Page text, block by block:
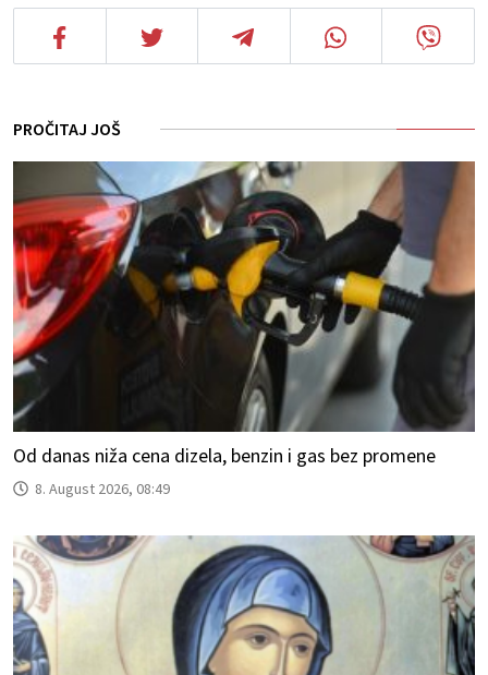
PROČITAJ JOŠ
Od danas niža cena dizela, benzin i gas bez promene
8. August 2026, 08:49